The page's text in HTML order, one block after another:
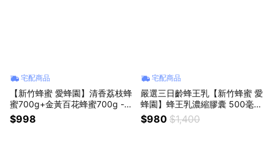
宅配商品
【新竹蜂蜜 愛蜂園】清香荔枝蜂
蜜700g+金黃百花蜂蜜700g -桃
好禮盒裝
$998
宅配商品
嚴選三日齡蜂王乳【新竹蜂蜜 愛
蜂園】蜂王乳濃縮膠囊 500毫
克/粒 (60粒/瓶) (冷凍寄送)裸裝
無禮盒/生日禮/中秋送禮/春節送
$980 $1,400